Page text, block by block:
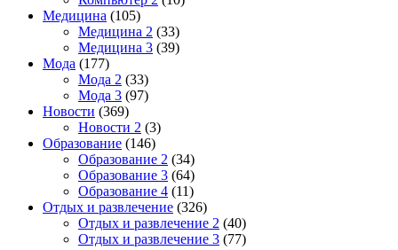
Медицина (105)
Медицина 2 (33)
Медицина 3 (39)
Мода (177)
Мода 2 (33)
Мода 3 (97)
Новости (369)
Новости 2 (3)
Образование (146)
Образование 2 (34)
Образование 3 (64)
Образование 4 (11)
Отдых и развлечение (326)
Отдых и развлечение 2 (40)
Отдых и развлечение 3 (77)